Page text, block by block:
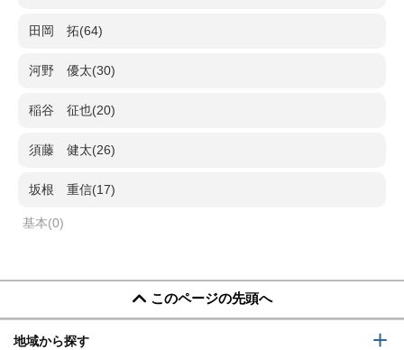
田岡 拓(64)
河野 優太(30)
稲谷 征也(20)
須藤 健太(26)
坂根 重信(17)
基本(0)
このページの先頭へ
地域から探す